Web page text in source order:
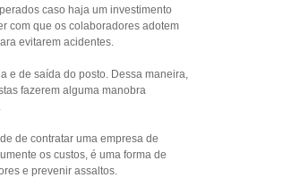
caso haja um investimento
com que os colaboradores adotem
evitarem acidentes.
e de saída do posto. Dessa maneira,
fazerem alguma manobra
de contratar uma empresa de
os custos, é uma forma de
e prevenir assaltos.